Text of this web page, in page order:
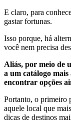
E claro, para
gastar fortunas.
Isso porque, há
você nem precisa
Aliás, por meio de
a um catálogo
encontrar opções
Portanto, o primeiro
aquele local que
dicas de destinos